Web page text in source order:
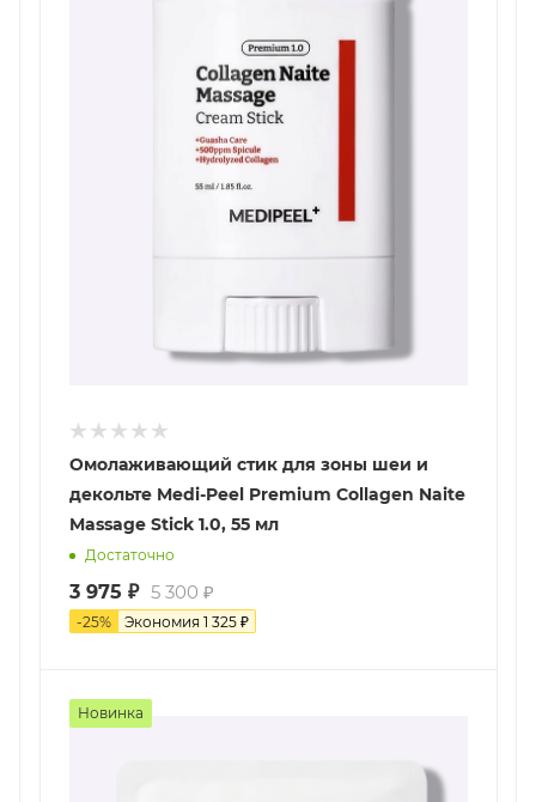
Омолаживающий стик для зоны шеи и
декольте Medi-Peel Premium Collagen Naite
Massage Stick 1.0, 55 мл
Достаточно
3 975 ₽ 5 300 ₽
-25% Экономия 1 325 ₽
Новинка